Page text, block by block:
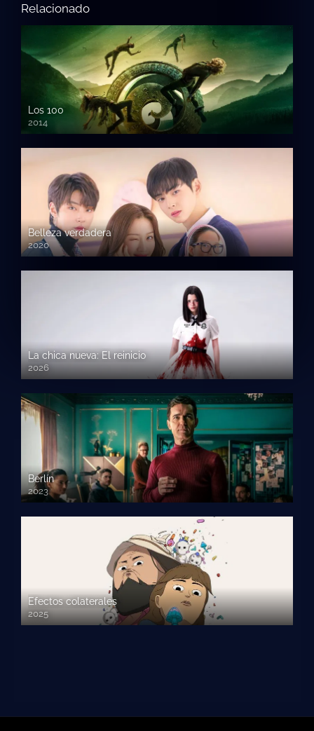
Relacionado
Los 100
2014
Belleza verdadera
2020
La chica nueva: El reinicio
2026
Berlín
2023
Efectos colaterales
2025